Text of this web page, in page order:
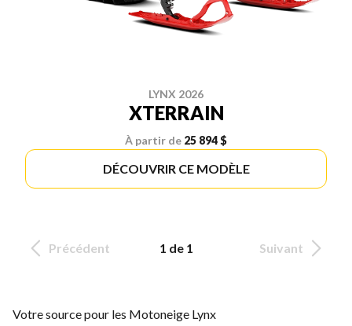
LYNX 2026
XTERRAIN
À partir de 25 894 $
DÉCOUVRIR CE MODÈLE
Précédent 1 de 1 Suivant
Votre source pour les Motoneige Lynx